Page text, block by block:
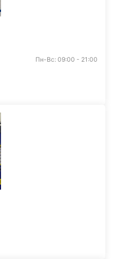
Пн-Вс: 09:00 - 21:00